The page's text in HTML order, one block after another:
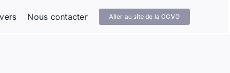
Nous contacter Aller au site de la CCVG